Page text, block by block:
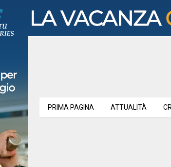
PRIMA PAGINA ATTUALITÀ